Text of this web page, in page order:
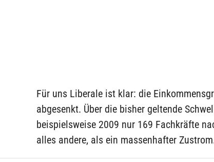
Für uns Liberale ist klar: die
abgesenkt. Über die bisher geltende
beispielsweise 2009 nur 169 Fachkräfte
alles andere, als ein massenhafter